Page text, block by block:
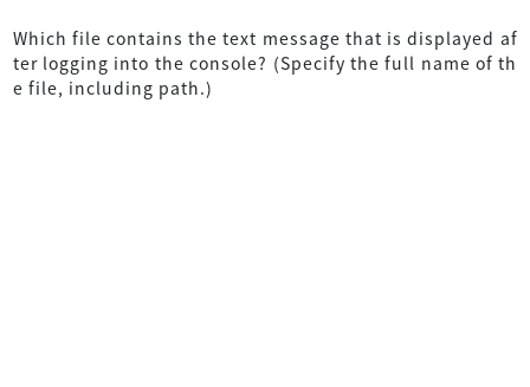
Which file contains the text message that is displayed af
ter logging into the console? (Specify the full name of th
e file, including path.)